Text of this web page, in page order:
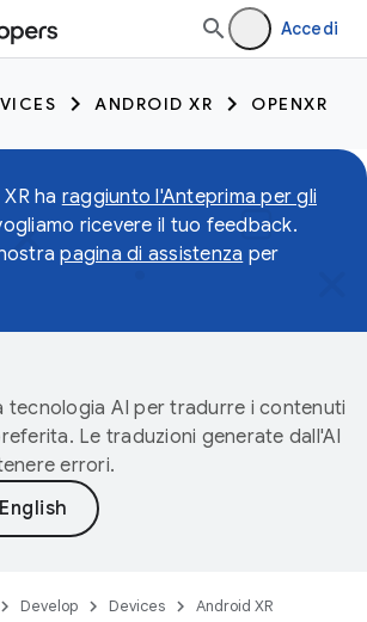
Accedi
ANDROID XR OPENXR
ha raggiunto l'Anteprima per gli
ricevere il tuo feedback.
pagina di assistenza per
tecnologia AI per tradurre i contenuti
Le traduzioni generate dall'AI
errori.
Develop Devices
Android XR